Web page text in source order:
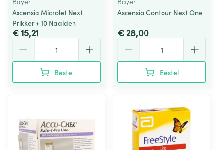
Ascensia Microlet Next
Prikker + 10 Naalden
€ 15,21
Bestel
Ascensia Contour Next One
€ 28,00
Bestel